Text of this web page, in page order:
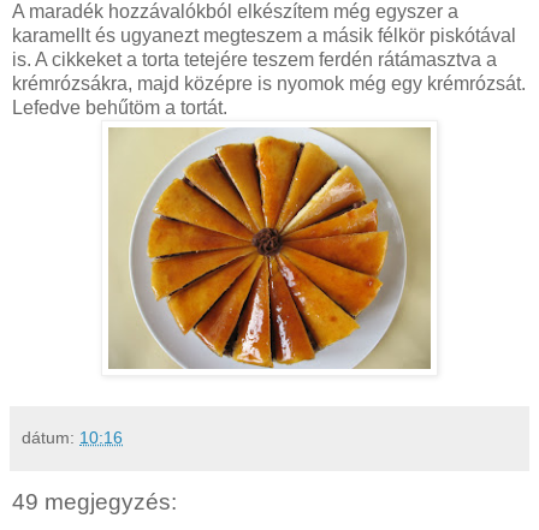
A maradék hozzávalókból elkészítem még egyszer a
karamellt és ugyanezt megteszem a másik félkör piskótával
is. A cikkeket a torta tetejére teszem ferdén rátámasztva a
krémrózsákra, majd középre is nyomok még egy krémrózsát.
Lefedve behűtöm a tortát.
dátum: 10:16
49 megjegyzés: